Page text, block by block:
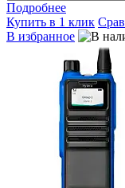
Подробнее
Купить в 1 клик
В избранное